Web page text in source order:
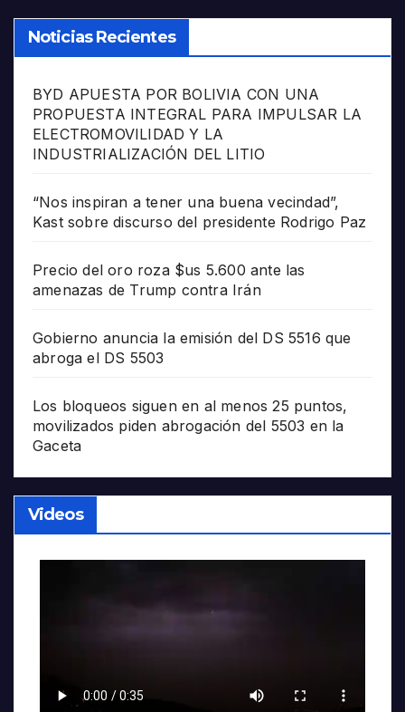
Noticias Recientes
BYD APUESTA POR BOLIVIA CON UNA
PROPUESTA INTEGRAL PARA IMPULSAR LA
ELECTROMOVILIDAD Y LA
INDUSTRIALIZACIÓN DEL LITIO
“Nos inspiran a tener una buena vecindad”,
Kast sobre discurso del presidente Rodrigo Paz
Precio del oro roza $us 5.600 ante las
amenazas de Trump contra Irán
Gobierno anuncia la emisión del DS 5516 que
abroga el DS 5503
Los bloqueos siguen en al menos 25 puntos,
movilizados piden abrogación del 5503 en la
Gaceta
Videos